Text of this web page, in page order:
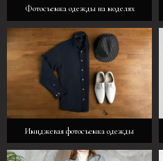
Фотосъемка одежды на моделях
Имиджевая фотосъемка одежды